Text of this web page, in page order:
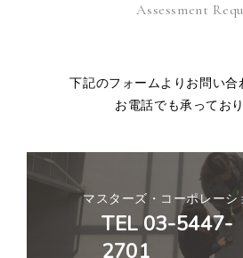
Assessment
下記のフォームよりお問い合
お電話でも承っており
マスターズ・コーポレーシ
TEL 03-5447-
2701